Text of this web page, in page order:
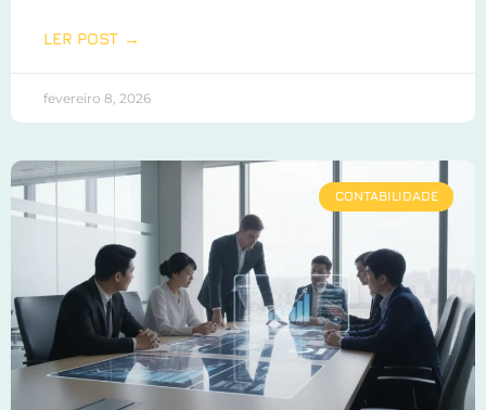
LER POST →
fevereiro 8, 2026
CONTABILIDADE